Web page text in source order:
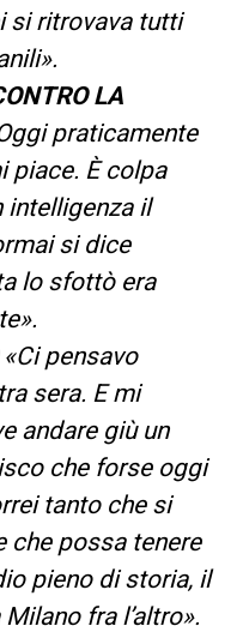
si ritrovava tutti
LA
praticamente
piace. È colpa
intelligenza il
si dice
lo sfottò era
«Ci pensavo
sera. E mi
andare giù un
che forse oggi
tanto che si
che possa tenere
pieno di storia, il
fra l’altro».